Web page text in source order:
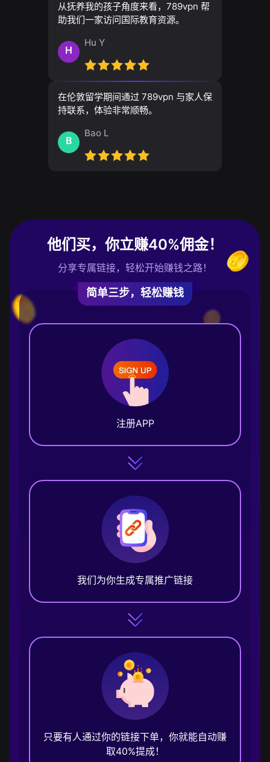
从抚养我的孩子角度来看，789vpn 帮
助我们一家访问国际教育资源。
H
Hu Y
在伦敦留学期间通过 789vpn 与家人保
持联系，体验非常顺畅。
B
Bao L
他们买，你立赚40%佣金！
分享专属链接，轻松开始赚钱之路！
简单三步，轻松赚钱
注册APP
我们为你生成专属推广链接
只要有人通过你的链接下单，你就能自动赚
取40%提成！